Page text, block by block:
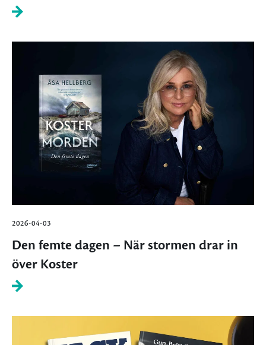
2026-04-03
Den femte dagen – När stormen drar in
över Koster